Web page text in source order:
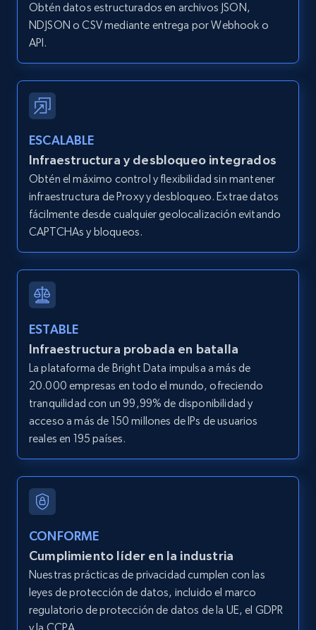
IsListingClaimedByCurrentSignedInUser,
IsCurrentSignedInAgentResponsible, Bedrooms,
and more.
Zillow properties listing information -
Search by parameters on zillow and use the
direct link as input
Zpid, City, State, HomeStatus, Address,
IsListingClaimedByCurrentSignedInUser,
IsCurrentSignedInAgentResponsible, Bedrooms,
and more.
12K+
LinkedIn posts
URL, ID, User id, Use url, Title, Headline, Post
text, Date posted, and more.
11.3K+
LinkedIn posts - Discover user's articles by
URL
URL, ID, User id, Use url, Title, Headline, Post
text, Date posted, and more.
11.3K+ 1.5K+ Prueba gratuita
Obtén datos estructurados en archivos JSON,
NDJSON o CSV mediante entrega por Webhook o
API.
ESCALABLE
Infraestructura y desbloqueo integrados
Obtén el máximo control y flexibilidad sin mantener
infraestructura de Proxy y desbloqueo. Extrae datos
fácilmente desde cualquier geolocalización evitando
CAPTCHAs y bloqueos.
ESTABLE
Infraestructura probada en batalla
La plataforma de Bright Data impulsa a más de
20.000 empresas en todo el mundo, ofreciendo
tranquilidad con un 99,99% de disponibilidad y
acceso a más de 150 millones de IPs de usuarios
reales en 195 países.
CONFORME
Cumplimiento líder en la industria
Nuestras prácticas de privacidad cumplen con las
leyes de protección de datos, incluido el marco
regulatorio de protección de datos de la UE, el GDPR